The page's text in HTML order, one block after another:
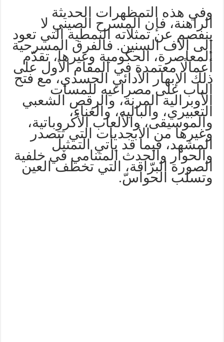
وفي هذه التمظهرات الحديثة
الراهنة، فإن المسرح الصيني لا
ينفصم عن تمثلاته النمطية التي تعود
إلى آلاف السنين. فالفرق المسرحية
المعاصرة، الحكومية وغيرها، تقدّم
أعمالًا معتمدة في المقام الأول على
ذلك الإبهار الأدائي الجسدي، مع فتح
الباب على مصراعيه للمسات
الأوبرالية المرنة، والرقص الشعبي
التعبيري، والباليه، والغناء،
والموسيقى، والألعاب الأكروباتية،
وغيرها من الأبجديات التي تتصدر
المشهد، فيما قد يأتي التمثيل
والحوار والحدث المتنامي في خلفية
الصورة البرّاقة، التي تخطف العين
وتسلب الحواسّ.